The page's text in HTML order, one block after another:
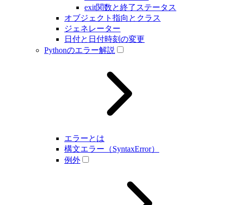
exit関数と終了ステータス
オブジェクト指向とクラス
ジェネレーター
日付と日付時刻の変更
Pythonのエラー解説
エラーとは
構文エラー（SyntaxError）
例外